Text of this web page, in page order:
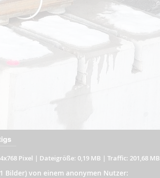
Pixel | Dateigröße: 0,19 MB | Traffic: 201,68 MB
Bilder) von einem anonymen Nutzer: